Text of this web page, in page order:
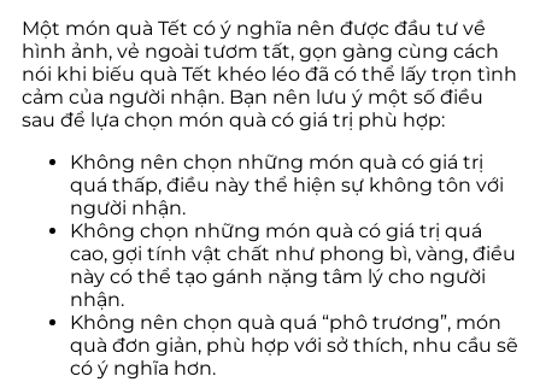
Một món quà Tết có ý nghĩa nên được đầu tư về
hình ảnh, vẻ ngoài tươm tất, gọn gàng cùng cách
nói khi biếu quà Tết khéo léo đã có thể lấy trọn tình
cảm của người nhận. Bạn nên lưu ý một số điều
sau để lựa chọn món quà có giá trị phù hợp:
Không nên chọn những món quà có giá trị
quá thấp, điều này thể hiện sự không tôn với
người nhận.
Không chọn những món quà có giá trị quá
cao, gợi tính vật chất như phong bì, vàng, điều
này có thể tạo gánh nặng tâm lý cho người
nhận.
Không nên chọn quà quá “phô trương”, món
quà đơn giản, phù hợp với sở thích, nhu cầu sẽ
có ý nghĩa hơn.